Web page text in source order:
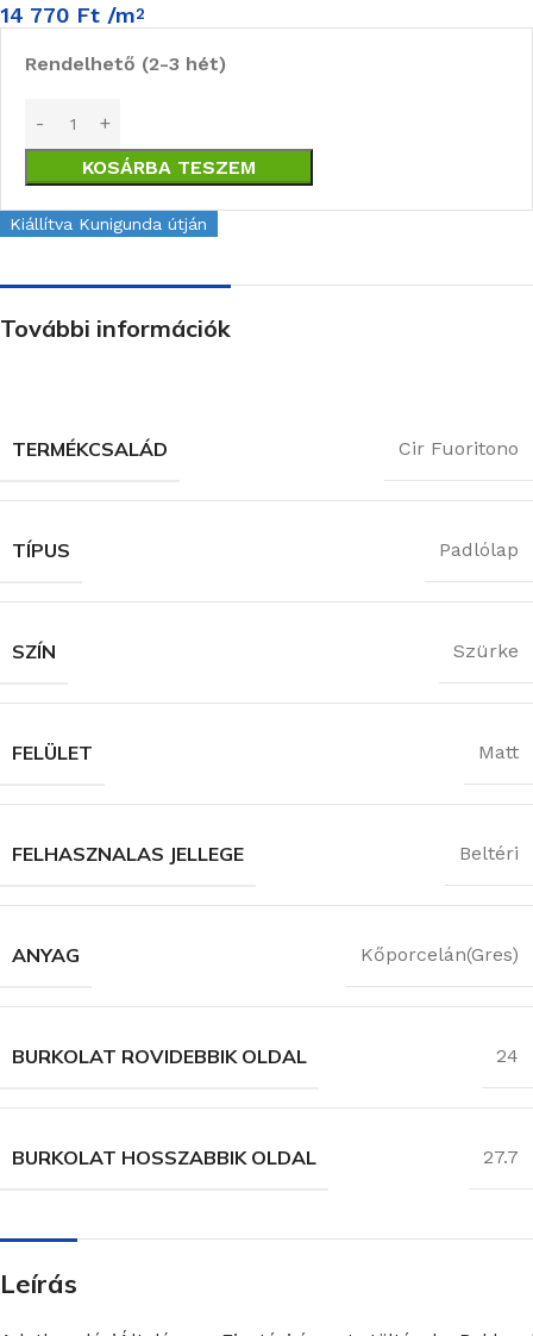
14 770 Ft /m2
Rendelhető (2-3 hét)
KOSÁRBA TESZEM
Kiállítva Kunigunda útján
További információk
TERMÉKCSALÁD Cir Fuoritono
TÍPUS Padlólap
SZÍN Szürke
FELÜLET Matt
FELHASZNALAS JELLEGE Beltéri
ANYAG Kőporcelán(Gres)
BURKOLAT ROVIDEBBIK OLDAL 24
BURKOLAT HOSSZABBIK OLDAL 27.7
Leírás